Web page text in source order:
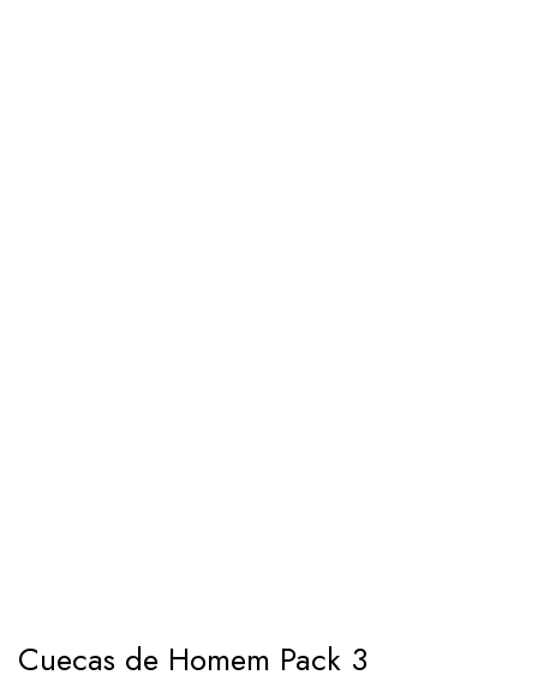
Cuecas de Homem Pack 3